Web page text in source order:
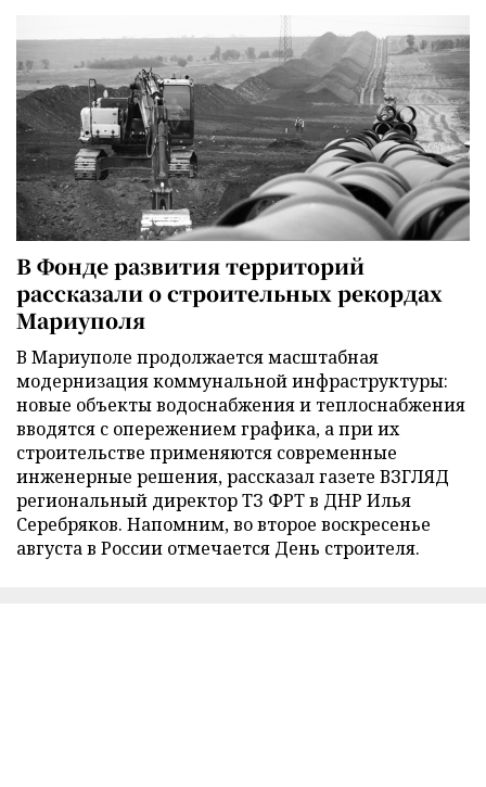
В Фонде развития территорий
рассказали о строительных рекордах
Мариуполя
В Мариуполе продолжается масштабная
модернизация коммунальной инфраструктуры:
новые объекты водоснабжения и теплоснабжения
вводятся с опережением графика, а при их
строительстве применяются современные
инженерные решения, рассказал газете ВЗГЛЯД
региональный директор ТЗ ФРТ в ДНР Илья
Серебряков. Напомним, во второе воскресенье
августа в России отмечается День строителя.